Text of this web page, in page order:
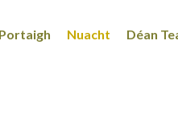
Nuacht Déan